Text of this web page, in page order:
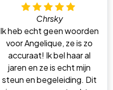
Chrsky
Ik heb echt geen woorden
voor Angelique, ze is zo
accuraat! Ik bel haar al
jaren en ze is echt mijn
steun en begeleiding. Dit